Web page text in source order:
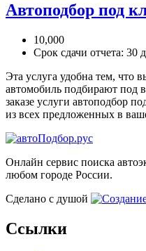
Автоподбор под
10,000
Срок сдачи отчета: 30
Эта услуга удобна тем, что
автомобиль подбирают под
заказе услуги автоподбор
из всех предложенных в
Онлайн сервис поиска
любом городе России.
Сделано с душой
Ссылки